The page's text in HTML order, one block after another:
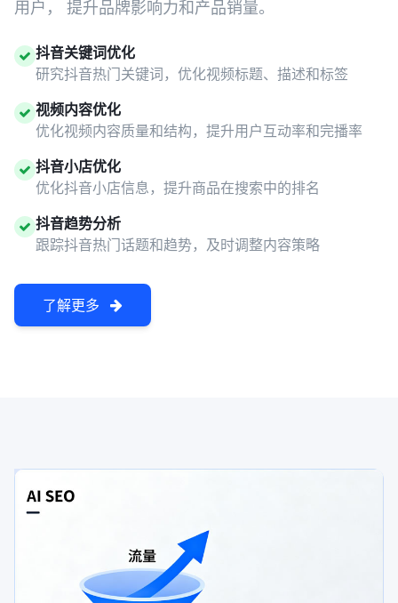
用户， 提升品牌影响力和产品销量。
抖音关键词优化
研究抖音热门关键词，优化视频标题、描述和标签
视频内容优化
优化视频内容质量和结构，提升用户互动率和完播率
抖音小店优化
优化抖音小店信息，提升商品在搜索中的排名
抖音趋势分析
跟踪抖音热门话题和趋势，及时调整内容策略
了解更多